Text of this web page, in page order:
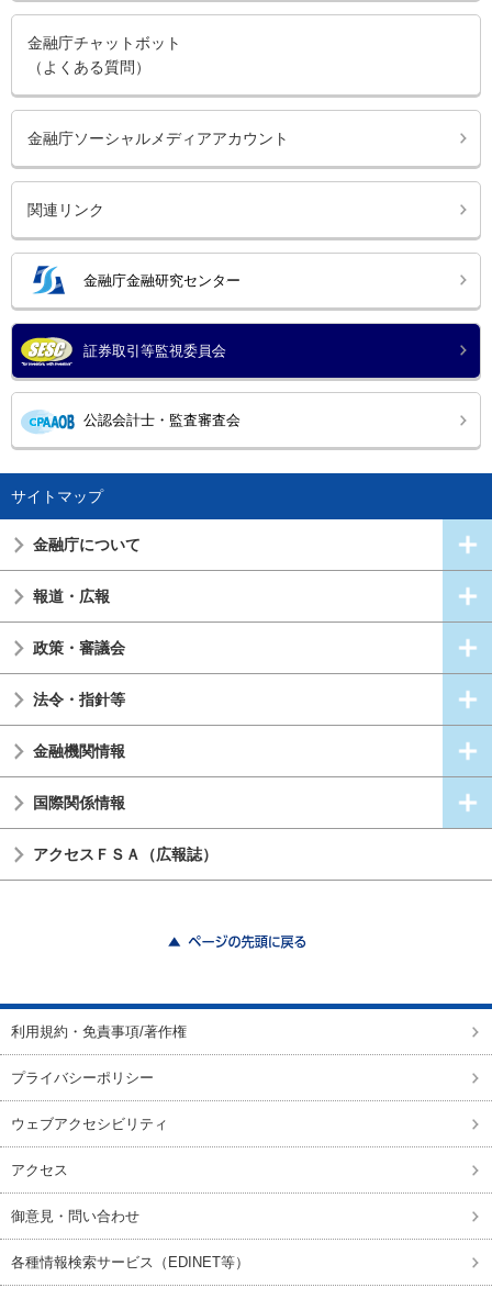
金融庁チャットボット
（よくある質問）
金融庁ソーシャルメディアアカウント
関連リンク
金融庁金融研究センター
証券取引等監視委員会
公認会計士・監査審査会
サイトマップ
金融庁について
報道・広報
政策・審議会
法令・指針等
金融機関情報
国際関係情報
アクセスＦＳＡ（広報誌）
利用規約・免責事項/著作権
プライバシーポリシー
ウェブアクセシビリティ
アクセス
御意見・問い合わせ
各種情報検索サービス（EDINET等）